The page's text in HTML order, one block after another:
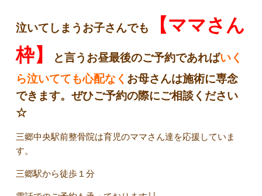
泣いてしまうお子さんでも
【ママさん
枠】
と言うお昼最後のご予約であればいく
ら泣いてても心配なく お母さんは施術に専念
できます。ぜひご予約の際にご相談ください
☆
三郷中央駅前整骨院は育児のママさん達を応援していま
す。
三郷駅から徒歩１分